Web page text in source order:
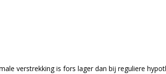
verstrekking is fors lager dan bij reguliere